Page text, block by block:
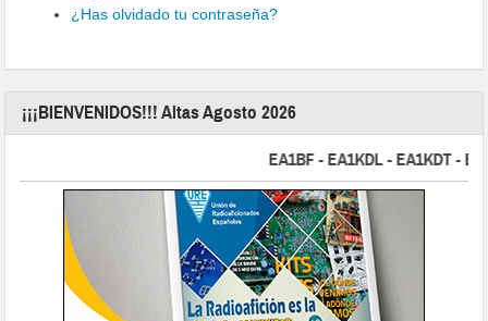
¿Has olvidado tu contraseña?
¡¡¡BIENVENIDOS!!! Altas Agosto 2026
EA1BF - EA1KDL - EA1KDT -